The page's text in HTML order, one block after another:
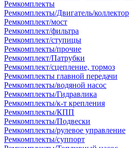
Ремкомплекты
Ремкомплекты/Двигатель/коллектор
Ремкомплект/мост
Ремкомплект/фильтра
Ремкомплект/ступицы
Ремкомплекты/прочие
Ремкомплект/Патрубки
Ремкомплект/сцепление, тормоз
Ремкомплекты главной передачи
Ремкомплекты/водяной насос
Ремкомплекты/Гидравлика
Ремкомплекты/к-т крепления
Ремкомплекты/КПП
Ремкомплекты/Подвески
Ремкомплекты/рулевое управление
Ремкомплекты/суппорт